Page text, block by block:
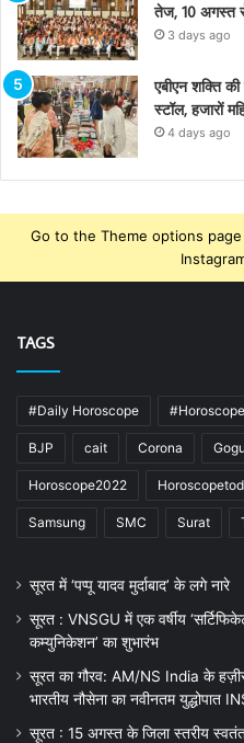
तेज, 10 अगस्त से
3 days ago
एबीएन शक्ति की
स्टॉल, हजारों
4 days ago
Go to the Theme options
TAGS
#Daily Horoscope #Horoscope
BJP cait Corona
Horoscope2022
Samsung SMC Surat
सूरत में ‘पप्पू यादव मुर्दाबाद’ के लगे नारे
सूरत : VNSGU में एक वर्षीय
कम्युनिकेशन’ का शुभारंभ
सूरत का गौरव: AM/NS India के
भारतीय नौसेना का नवीनतम युद्धोपात
सूरत : 15 अगस्त के जिला स्तरीय